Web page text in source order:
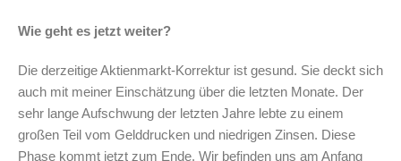
Wie geht es jetzt weiter?
Die derzeitige Aktienmarkt-Korrektur ist gesund. Sie deckt sich
auch mit meiner Einschätzung über die letzten Monate. Der
sehr lange Aufschwung der letzten Jahre lebte zu einem
großen Teil vom Gelddrucken und niedrigen Zinsen. Diese
Phase kommt jetzt zum Ende. Wir befinden uns am Anfang